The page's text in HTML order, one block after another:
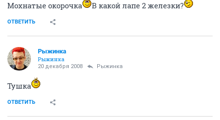
Мохнатые окорочка В какой лапе 2 железки?
ОТВЕТИТЬ
Рыжинка
Рыжинка
20 декабря 2008 Рыжинка
Тушка
ОТВЕТИТЬ